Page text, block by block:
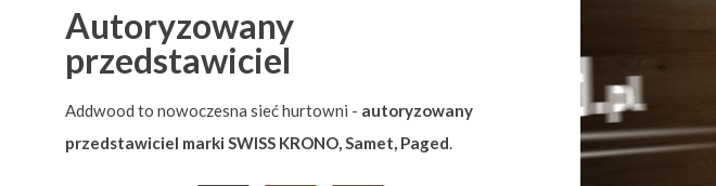
Autoryzowany
przedstawiciel
Addwood to nowoczesna sieć hurtowni - autoryzowany
przedstawiciel marki SWISS KRONO, Samet, Paged